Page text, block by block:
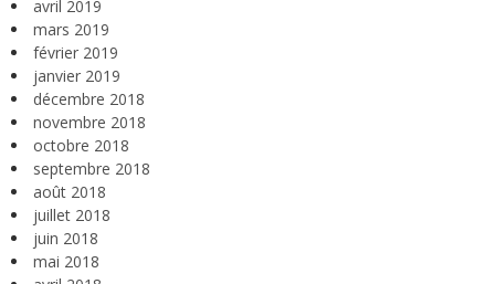
avril 2019
mars 2019
février 2019
janvier 2019
décembre 2018
novembre 2018
octobre 2018
septembre 2018
août 2018
juillet 2018
juin 2018
mai 2018